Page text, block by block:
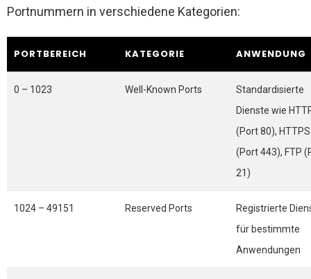
Portnummern in verschiedene Kategorien:
PORTBEREICH KATEGORIE ANWENDUNG
0 – 1023 Well-Known Ports
Standardisierte
Dienste wie
(Port 80), HTTPS
(Port 443), FTP
21)
1024 – 49151 Reserved Ports
Registrierte
für bestimmte
Anwendungen